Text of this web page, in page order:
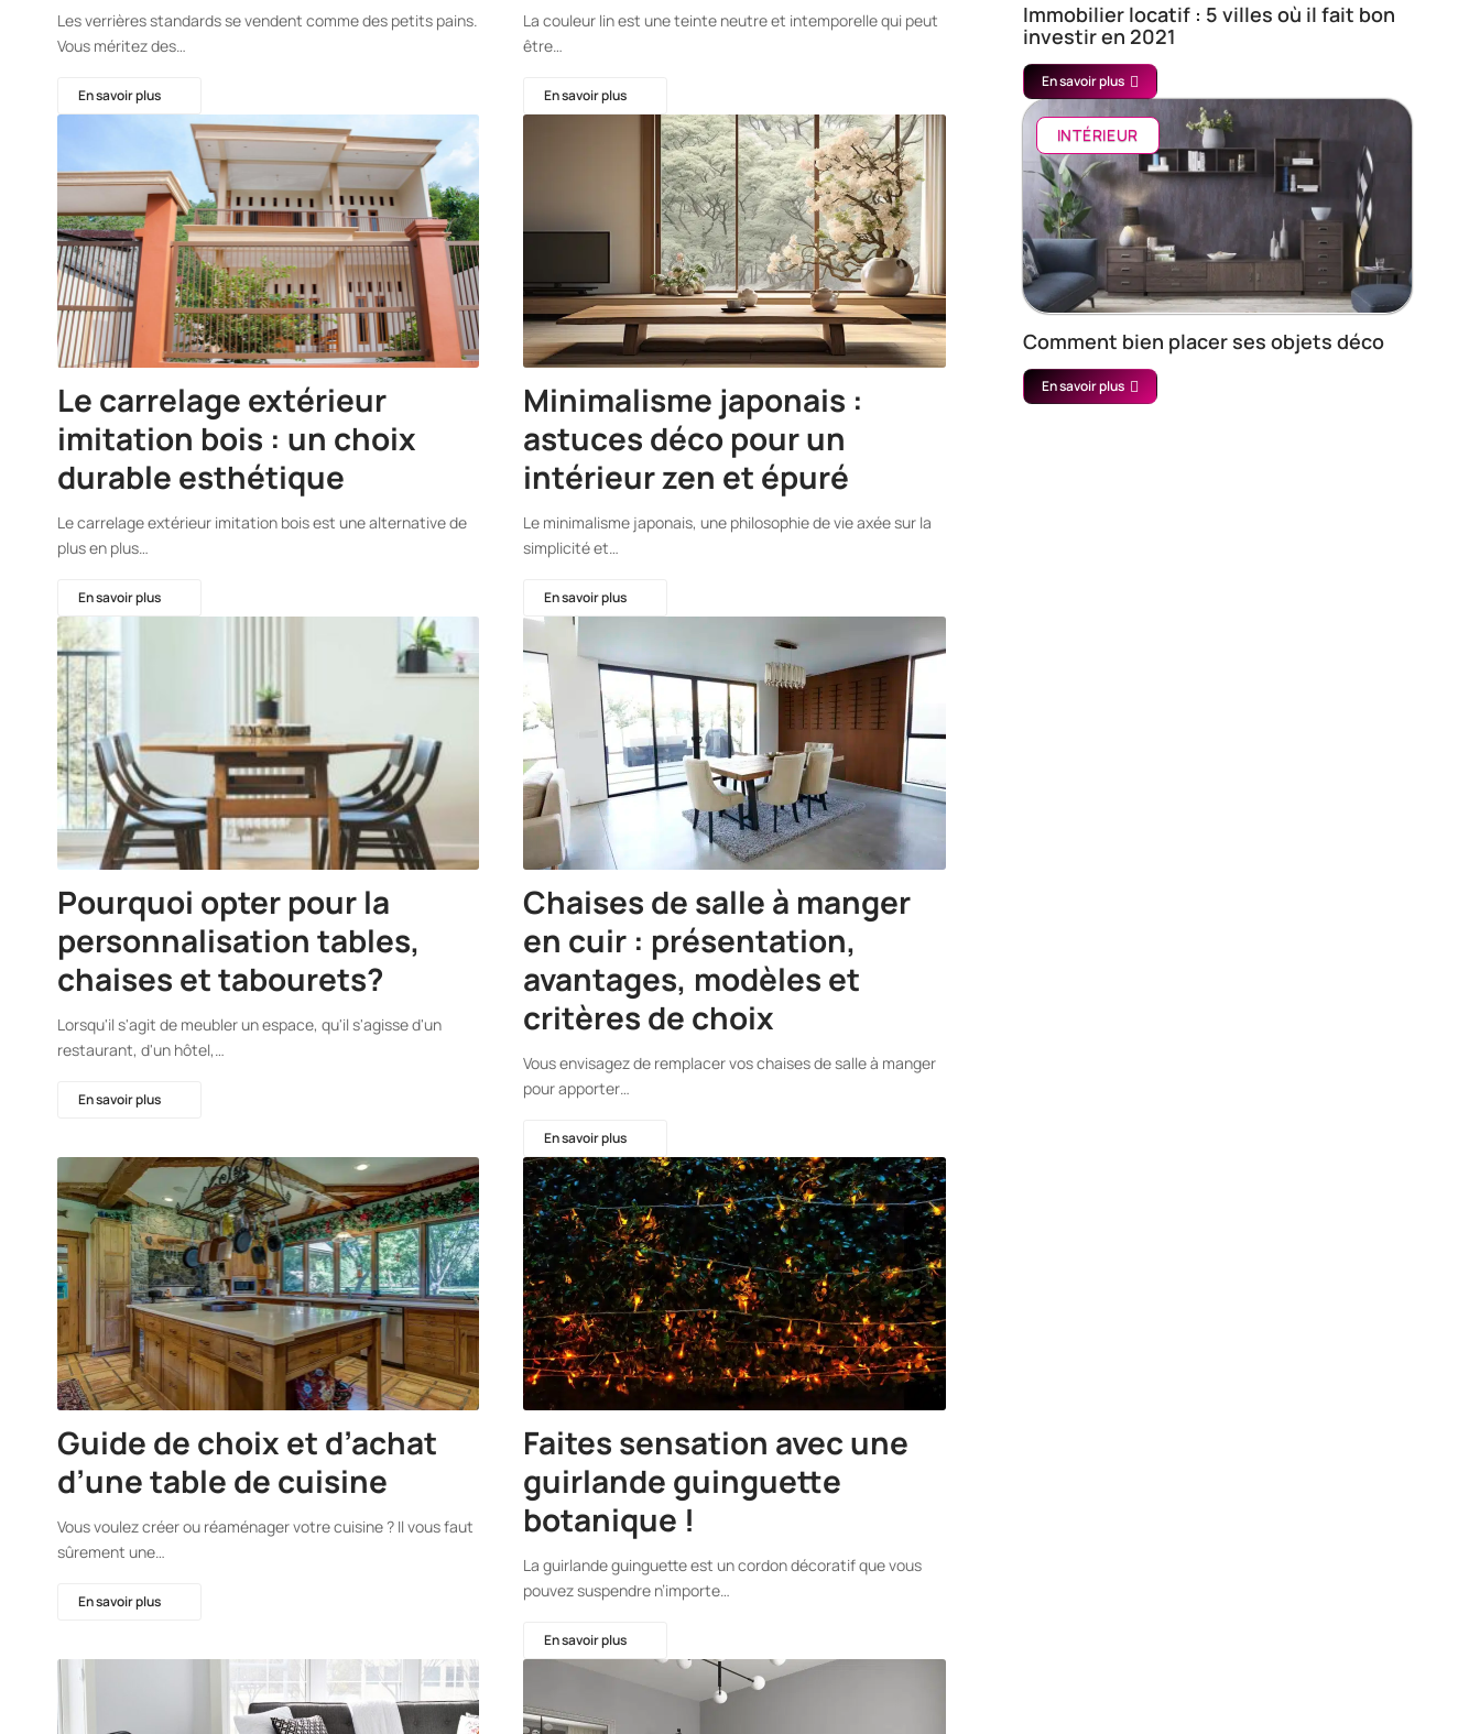
Les verrières standards se vendent comme des petits pains.
Vous méritez des…
En savoir plus
La couleur lin est une teinte neutre et intemporelle qui peut
être…
En savoir plus
Le carrelage extérieur
imitation bois : un choix
durable esthétique
Le carrelage extérieur imitation bois est une alternative de
plus en plus…
En savoir plus
Minimalisme japonais :
astuces déco pour un
intérieur zen et épuré
Le minimalisme japonais, une philosophie de vie axée sur la
simplicité et…
En savoir plus
Pourquoi opter pour la
personnalisation tables,
chaises et tabourets?
Lorsqu'il s'agit de meubler un espace, qu'il s'agisse d'un
restaurant, d'un hôtel,…
En savoir plus
Chaises de salle à manger
en cuir : présentation,
avantages, modèles et
critères de choix
Vous envisagez de remplacer vos chaises de salle à manger
pour apporter…
En savoir plus
Guide de choix et d’achat
d’une table de cuisine
Vous voulez créer ou réaménager votre cuisine ? Il vous faut
sûrement une…
En savoir plus
Faites sensation avec une
guirlande guinguette
botanique !
La guirlande guinguette est un cordon décoratif que vous
pouvez suspendre n’importe…
En savoir plus
Immobilier locatif : 5 villes où il fait bon
investir en 2021
En savoir plus
INTÉRIEUR
Comment bien placer ses objets déco
En savoir plus